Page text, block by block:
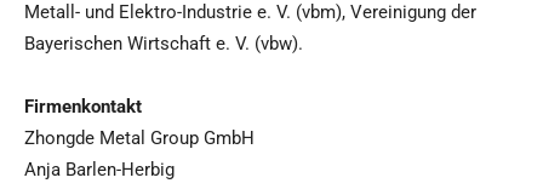
Metall- und Elektro-Industrie e. V. (vbm), Vereinigung der
Bayerischen Wirtschaft e. V. (vbw).
Firmenkontakt
Zhongde Metal Group GmbH
Anja Barlen-Herbig